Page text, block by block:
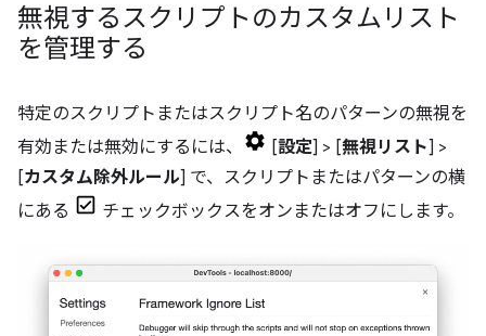
無視するスクリプトのカスタムリスト
を管理する
特定のスクリプトまたはスクリプト名のパターンの無視を
有効または無効にするには、
[設定] > [無視リスト] >
[カスタム除外ルール] で、スクリプトまたはパターンの横
にある
チェックボックスをオンまたはオフにします。